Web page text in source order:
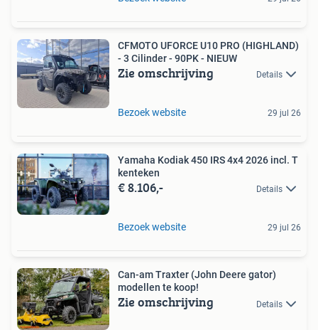
CFMOTO UFORCE U10 PRO (HIGHLAND)
- 3 Cilinder - 90PK - NIEUW
Zie omschrijving Details
Bezoek website 29 jul 26
Yamaha Kodiak 450 IRS 4x4 2026 incl. T
kenteken
€ 8.106,- Details
Bezoek website 29 jul 26
Can-am Traxter (John Deere gator)
modellen te koop!
Zie omschrijving Details